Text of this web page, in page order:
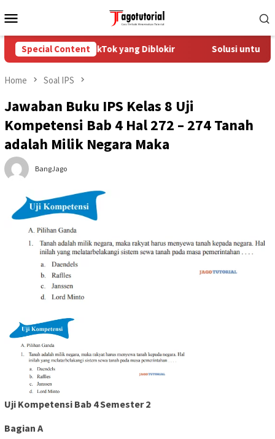
to
Menu
Special Content
Akun TikTok yang Diblokir Solusi untuk
Home Soal IPS
Jawaban Buku IPS Kelas 8 Uji
Kompetensi Bab 4 Hal 272 – 274 Tanah
adalah Milik Negara Maka
BangJago
Uji Kompetensi Bab 4 Semester 2
Bagian A